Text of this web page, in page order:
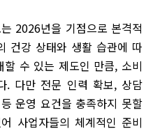
2026년을 기점으로 본격적
건강 상태와 생활 습관에 따
할 수 있는 제도인 만큼, 소비
. 다만 전문 인력 확보, 상담
운영 요건을 충족하지 못할
사업자들의 체계적인 준비